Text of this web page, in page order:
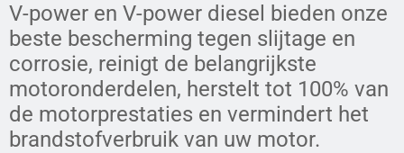
V-power en V-power diesel bieden onze
beste bescherming tegen slijtage en
corrosie, reinigt de belangrijkste
motoronderdelen, herstelt tot 100% van
de motorprestaties en vermindert het
brandstofverbruik van uw motor.